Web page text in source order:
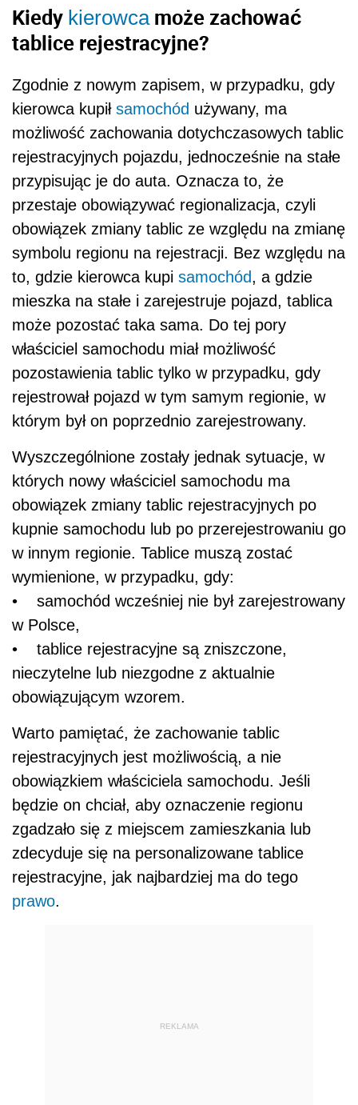
Kiedy kierowcamoże zachować
tablice rejestracyjne?
Zgodnie z nowym zapisem, w przypadku, gdy
kierowca kupił samochód używany, ma
możliwość zachowania dotychczasowych tablic
rejestracyjnych pojazdu, jednocześnie na stałe
przypisując je do auta. Oznacza to, że
przestaje obowiązywać regionalizacja, czyli
obowiązek zmiany tablic ze względu na zmianę
symbolu regionu na rejestracji. Bez względu na
to, gdzie kierowca kupi samochód, a gdzie
mieszka na stałe i zarejestruje pojazd, tablica
może pozostać taka sama. Do tej pory
właściciel samochodu miał możliwość
pozostawienia tablic tylko w przypadku, gdy
rejestrował pojazd w tym samym regionie, w
którym był on poprzednio zarejestrowany.
Wyszczególnione zostały jednak sytuacje, w
których nowy właściciel samochodu ma
obowiązek zmiany tablic rejestracyjnych po
kupnie samochodu lub po przerejestrowaniu go
w innym regionie. Tablice muszą zostać
wymienione, w przypadku, gdy:
• samochód wcześniej nie był zarejestrowany
w Polsce,
• tablice rejestracyjne są zniszczone,
nieczytelne lub niezgodne z aktualnie
obowiązującym wzorem.
Warto pamiętać, że zachowanie tablic
rejestracyjnych jest możliwością, a nie
obowiązkiem właściciela samochodu. Jeśli
będzie on chciał, aby oznaczenie regionu
zgadzało się z miejscem zamieszkania lub
zdecyduje się na personalizowane tablice
rejestracyjne, jak najbardziej ma do tego
prawo.
REKLAMA